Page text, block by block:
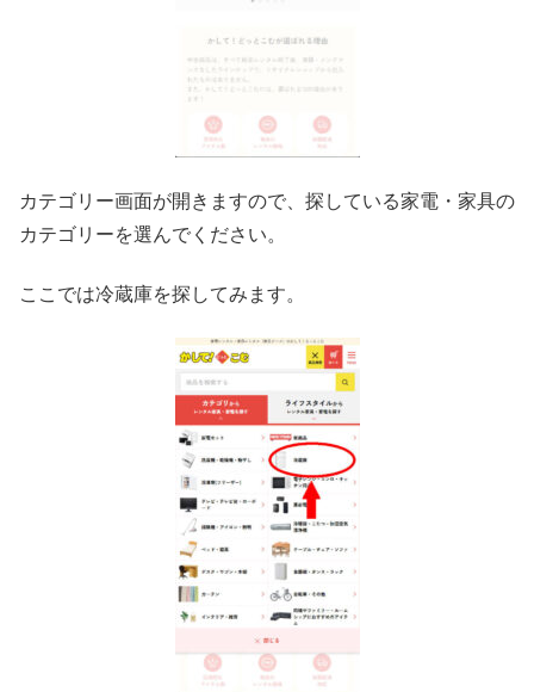
カテゴリー画面が開きますので、探している家電・家具の
カテゴリーを選んでください。
ここでは冷蔵庫を探してみます。